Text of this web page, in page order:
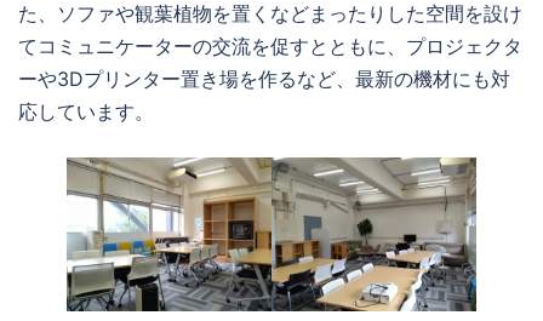
た、ソファや観葉植物を置くなどまったりした空間を設け
てコミュニケーターの交流を促すとともに、プロジェクタ
ーや3Dプリンター置き場を作るなど、最新の機材にも対
応しています。